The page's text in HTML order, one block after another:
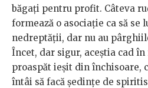
băgați pentru profit. Câteva
formează o asociație ca să se
nedreptății, dar nu au
Încet, dar sigur, aceștia cad
proaspăt ieșit din închisoare,
întâi să facă ședințe de